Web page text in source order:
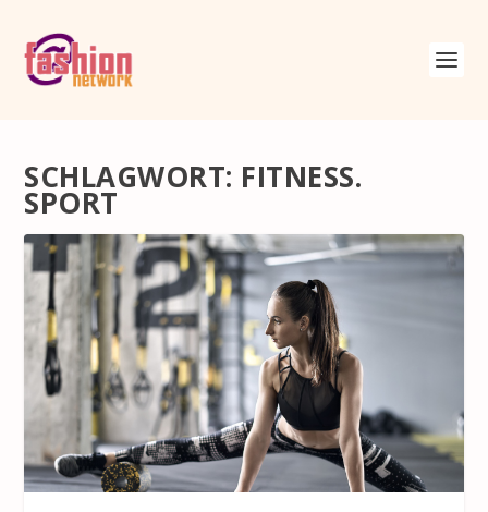
SCHLAGWORT: FITNESS.
SPORT